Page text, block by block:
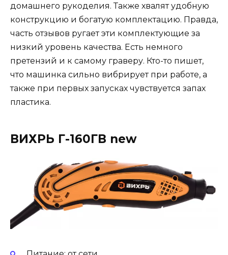
домашнего рукоделия. Также хвалят удобную
конструкцию и богатую комплектацию. Правда,
часть отзывов ругает эти комплектующие за
низкий уровень качества. Есть немного
претензий и к самому граверу. Кто-то пишет,
что машинка сильно вибрирует при работе, а
также при первых запусках чувствуется запах
пластика.
ВИХРЬ Г-160ГВ new